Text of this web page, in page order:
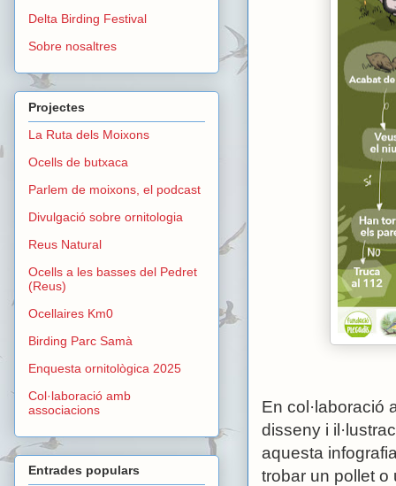
En col·laboració
disseny i
aquesta
trobar un pollet o
Delta Birding Festival
Sobre nosaltres
Projectes
La Ruta dels Moixons
Ocells de butxaca
Parlem de moixons, el podcast
Divulgació sobre ornitologia
Reus Natural
Ocells a les basses del Pedret
(Reus)
Ocellaires Km0
Birding Parc Samà
Enquesta ornitològica 2025
Col·laboració amb
associacions
Entrades populars